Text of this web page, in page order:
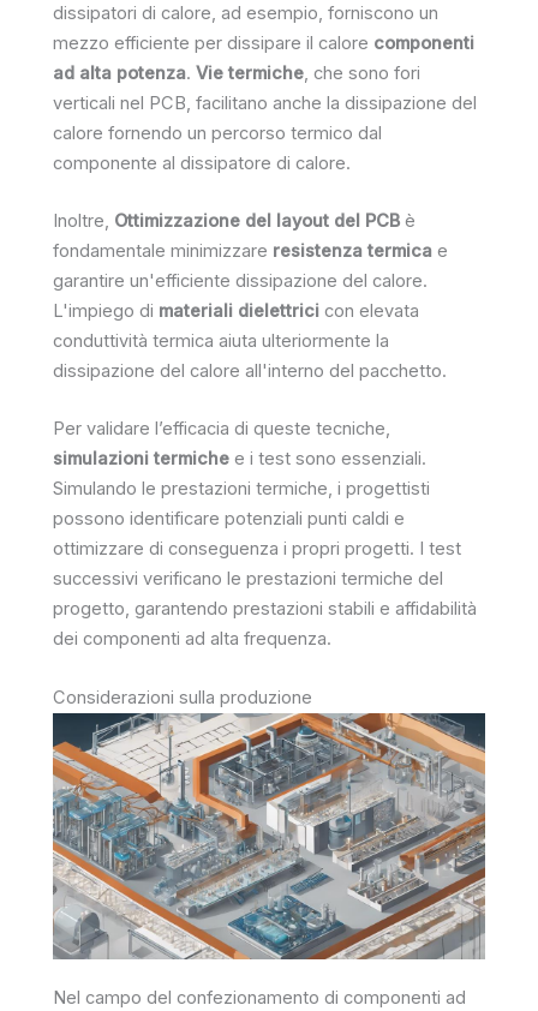
dissipatori di calore, ad esempio, forniscono un
mezzo efficiente per dissipare il calore componenti
ad alta potenza. Vie termiche , che sono fori
verticali nel PCB, facilitano anche la dissipazione del
calore fornendo un percorso termico dal
componente al dissipatore di calore.
Inoltre, Ottimizzazione del layout del PCB è
fondamentale minimizzare resistenza termica e
garantire un'efficiente dissipazione del calore.
L'impiego di materiali dielettrici con elevata
conduttività termica aiuta ulteriormente la
dissipazione del calore all'interno del pacchetto.
Per validare l’efficacia di queste tecniche,
simulazioni termiche e i test sono essenziali.
Simulando le prestazioni termiche, i progettisti
possono identificare potenziali punti caldi e
ottimizzare di conseguenza i propri progetti. I test
successivi verificano le prestazioni termiche del
progetto, garantendo prestazioni stabili e affidabilità
dei componenti ad alta frequenza.
Considerazioni sulla produzione
Nel campo del confezionamento di componenti ad